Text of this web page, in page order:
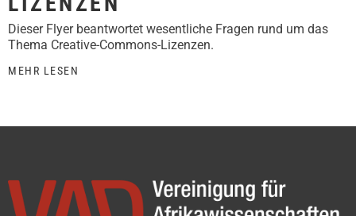
Dieser Flyer beantwortet wesentliche Fragen rund um das
Thema Creative-Commons-Lizenzen.
MEHR LESEN